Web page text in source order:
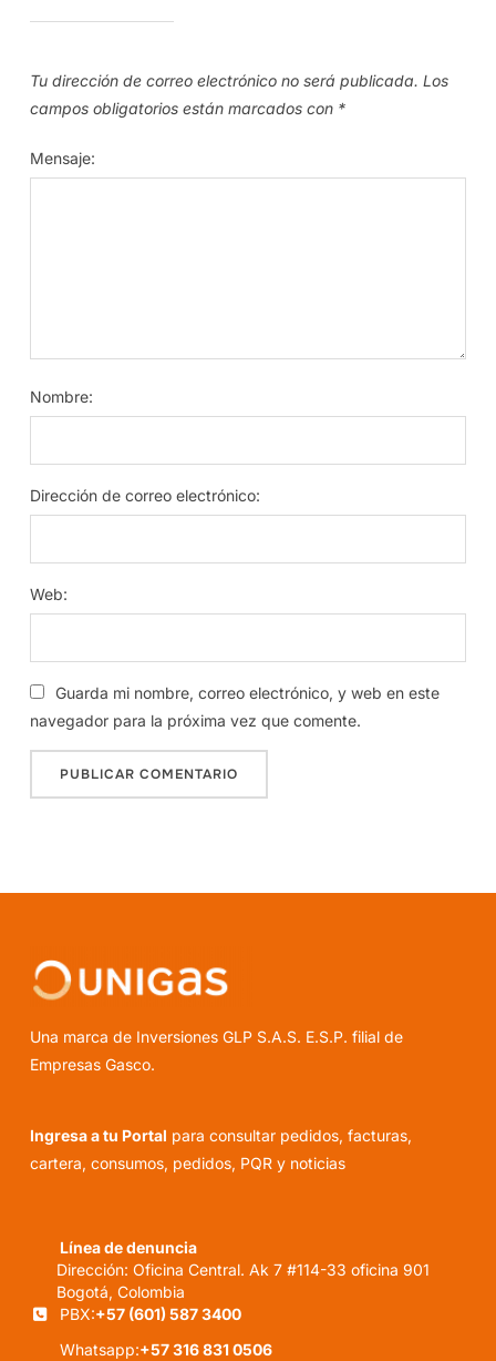
Tu dirección de correo electrónico no será publicada. Los
campos obligatorios están marcados con *
Mensaje:
Nombre:
Dirección de correo electrónico:
Web:
Guarda mi nombre, correo electrónico, y web en este
navegador para la próxima vez que comente.
Una marca de Inversiones GLP S.A.S. E.S.P. filial de
Empresas Gasco.
Ingresa a tu Portal para consultar pedidos, facturas,
cartera, consumos, pedidos, PQR y noticias
Línea de denuncia
Dirección: Oficina Central. Ak 7 #114-33 oficina 901
Bogotá, Colombia
PBX:+57 (601) 587 3400
Whatsapp:+57 316 831 0506